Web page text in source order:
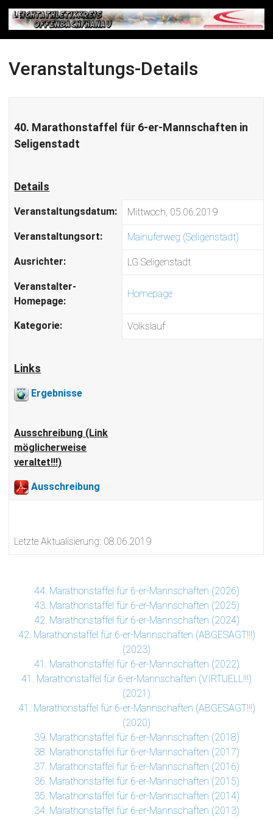
Veranstaltungs-Details
40. Marathonstaffel für 6-er-Mannschaften in
Seligenstadt
Details
Veranstaltungsdatum: Mittwoch, 05.06.2019
Veranstaltungsort: Mainuferweg (Seligenstadt)
Ausrichter: LG Seligenstadt
Veranstalter-
Homepage:
Homepage
Kategorie: Volkslauf
Links
Ergebnisse
Ausschreibung (Link
möglicherweise
veraltet!!!)
Ausschreibung
Letzte Aktualisierung: 08.06.2019
44. Marathonstaffel für 6-er-Mannschaften (2026)
43. Marathonstaffel für 6-er-Mannschaften (2025)
42. Marathonstaffel für 6-er-Mannschaften (2024)
42. Marathonstaffel für 6-er-Mannschaften (ABGESAGT!!!)
(2023)
41. Marathonstaffel für 6-er-Mannschaften (2022)
41. Marathonstaffel für 6-er-Mannschaften (VIRTUELL!!!)
(2021)
41. Marathonstaffel für 6-er-Mannschaften (ABGESAGT!!!)
(2020)
39. Marathonstaffel für 6-er-Mannschaften (2018)
38. Marathonstaffel für 6-er-Mannschaften (2017)
37. Marathonstaffel für 6-er-Mannschaften (2016)
36. Marathonstaffel für 6-er-Mannschaften (2015)
35. Marathonstaffel für 6-er-Mannschaften (2014)
34. Marathonstaffel für 6-er-Mannschaften (2013)